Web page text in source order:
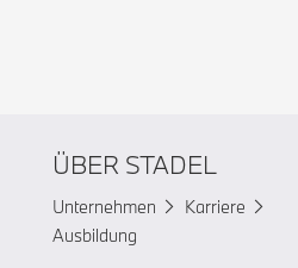
ÜBER STADEL
Unternehmen
Karriere
Ausbildung